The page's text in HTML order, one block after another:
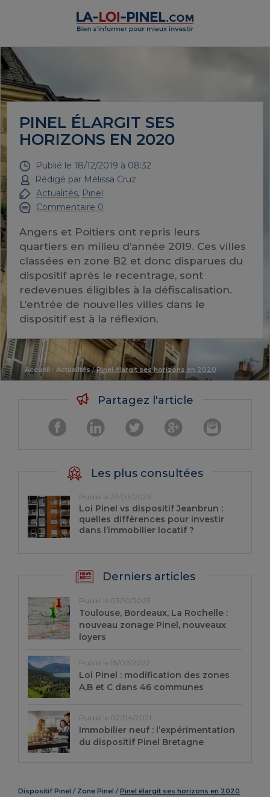
PINEL ÉLARGIT SES
HORIZONS EN 2020
Publié le 18/12/2019 à 08:32
Rédigé par Mélissa Cruz
Actualités, Pinel
Commentaire 0
Angers et Poitiers ont repris leurs
quartiers en milieu d’année 2019. Ces villes
classées en zone B2 et donc disparues du
dispositif après le recentrage, sont
redevenues éligibles à la défiscalisation.
L’entrée de nouvelles villes dans le
dispositif est à la réflexion.
Accueil / Actualités/Pinel élargit ses horizons en 2020
Dispositif Pinel Zone Pinel Pinel élargit ses horizons en 2020
Partagez l'article
Les plus consultées
Publié le 23/03/2026
Loi Pinel vs dispositif Jeanbrun :
quelles différences pour investir
dans l’immobilier locatif ?
Derniers articles
Publié le 03/10/2023
Toulouse, Bordeaux, La Rochelle :
nouveau zonage Pinel, nouveaux
loyers
Publié le 18/02/2022
Loi Pinel : modification des zones
A,B et C dans 46 communes
Publié le 02/04/2021
Immobilier neuf : l’expérimentation
du dispositif Pinel Bretagne